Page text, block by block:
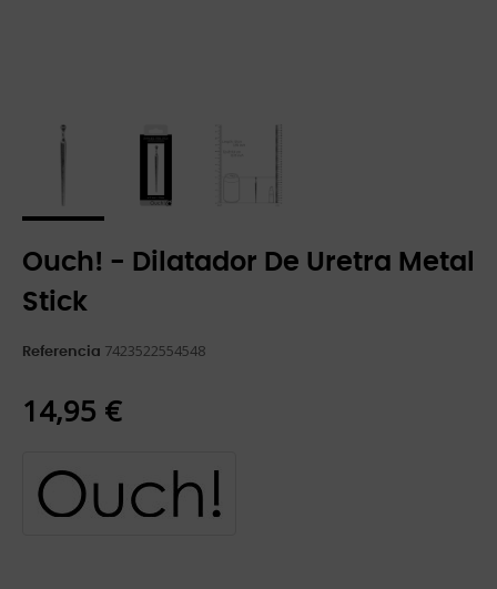
Ouch! - Dilatador De Uretra Metal
Stick
Referencia 7423522554548
14,95 €